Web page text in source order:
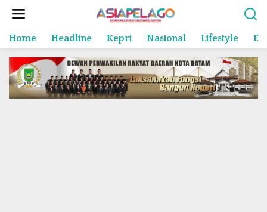
Home Headline Kepri Nasional Lifestyle